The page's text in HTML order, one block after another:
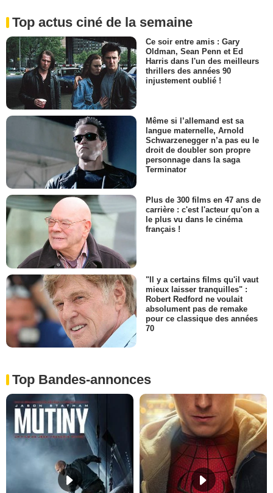
Top actus ciné de la semaine
Ce soir entre amis : Gary
Oldman, Sean Penn et Ed
Harris dans l'un des meilleurs
thrillers des années 90
injustement oublié !
Même si l’allemand est sa
langue maternelle, Arnold
Schwarzenegger n’a pas eu le
droit de doubler son propre
personnage dans la saga
Terminator
Plus de 300 films en 47 ans de
carrière : c'est l'acteur qu'on a
le plus vu dans le cinéma
français !
"Il y a certains films qu'il vaut
mieux laisser tranquilles" :
Robert Redford ne voulait
absolument pas de remake
pour ce classique des années
70
Top Bandes-annonces